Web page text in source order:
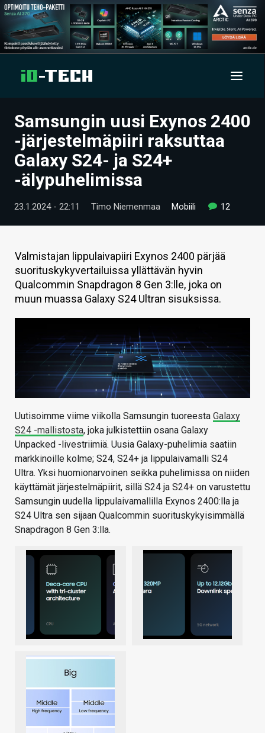
UUTISET
ARTIKKELIT
VIDEOT
TECHBBS
HINTA.FI
KAUPPA
VAIHDA TEEMA
HAKU
Samsungin uusi Exynos 2400
-järjestelmäpiiri raksuttaa
Galaxy S24- ja S24+
-älypuhelimissa
23.1.2024 - 22:11 Timo Niemenmaa Mobiili 12
Valmistajan lippulaivapiiri Exynos 2400 pärjää
suorituskykyvertailuissa yllättävän hyvin
Qualcommin Snapdragon 8 Gen 3:lle, joka on
muun muassa Galaxy S24 Ultran sisuksissa.
Uutisoimme viime viikolla Samsungin tuoreesta Galaxy
S24 -mallistosta, joka julkistettiin osana Galaxy
Unpacked -livestriimiä. Uusia Galaxy-puhelimia saatiin
markkinoille kolme; S24, S24+ ja lippulaivamalli S24
Ultra. Yksi huomionarvoinen seikka puhelimissa on niiden
käyttämät järjestelmäpiirit, sillä S24 ja S24+ on varustettu
Samsungin uudella lippulaivamallilla Exynos 2400:lla ja
S24 Ultra sen sijaan Qualcommin suorituskykyisimmällä
Snapdragon 8 Gen 3:lla.